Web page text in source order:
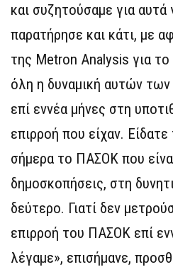
και συζητούσαμε για αυτά
παρατήρησε και κάτι, με
της Metron Analysis για
όλη η δυναμική αυτών
επί εννέα μήνες στη
επιρροή που είχαν.
σήμερα το ΠΑΣΟΚ που
δημοσκοπήσεις, στη
δεύτερο. Γιατί δεν
επιρροή του ΠΑΣΟΚ επί
λέγαμε», επισήμανε,